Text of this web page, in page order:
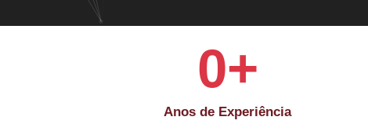
Anos de Experiência
0+